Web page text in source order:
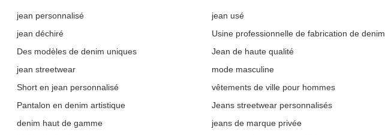
jean personnalisé jean usé
jean déchiré
Usine professionnelle de fabrication de denim
Des modèles de denim uniques
Jean de haute qualité
jean streetwear
mode masculine
Short en jean personnalisé
vêtements de ville pour hommes
Pantalon en denim artistique
Jeans streetwear personnalisés
denim haut de gamme
jeans de marque privée